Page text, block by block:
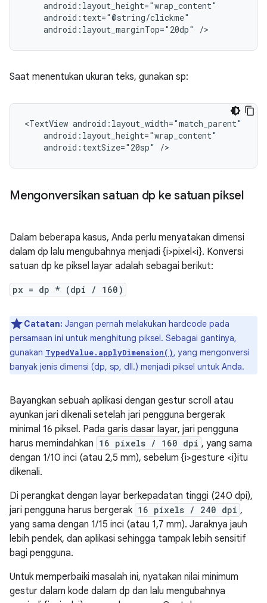
android:layout_marginTop="20dp"
/>
Saat menentukan ukuran teks, gunakan sp:
<TextView
android:textSize="20sp"
/>
Mengonversikan satuan dp ke satuan piksel
Dalam beberapa kasus, Anda perlu menyatakan dimensi
dalam dp lalu mengubahnya menjadi {i>pixel<i}. Konversi
satuan dp ke piksel layar adalah sebagai berikut:
px = dp * (dpi / 160)
Catatan: Jangan pernah melakukan hardcode pada
persamaan ini untuk menghitung piksel. Sebagai gantinya,
gunakan TypedValue.applyDimension(), yang mengonversi
banyak jenis dimensi (dp, sp, dll.) menjadi piksel untuk Anda.
Bayangkan sebuah aplikasi dengan gestur scroll atau
ayunkan jari dikenali setelah jari pengguna bergerak
minimal 16 piksel. Pada garis dasar layar, jari pengguna
harus memindahkan 16 pixels / 160 dpi , yang sama
dengan 1/10 inci (atau 2,5 mm), sebelum {i>gesture <i}itu
dikenali.
Di perangkat dengan layar berkepadatan tinggi (240 dpi),
jari pengguna harus bergerak 16 pixels / 240 dpi ,
yang sama dengan 1/15 inci (atau 1,7 mm). Jaraknya jauh
lebih pendek, dan aplikasi sehingga tampak lebih sensitif
bagi pengguna.
Untuk memperbaiki masalah ini, nyatakan nilai minimum
gestur dalam kode dalam dp dan lalu mengubahnya